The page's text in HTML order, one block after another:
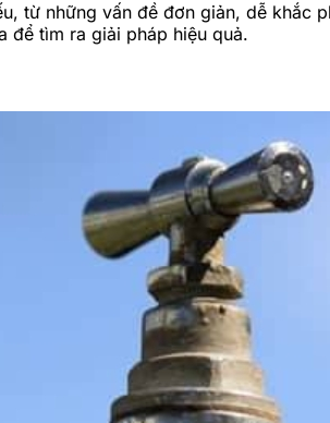
từ những vấn đề đơn giản, dễ
để tìm ra giải pháp hiệu quả.